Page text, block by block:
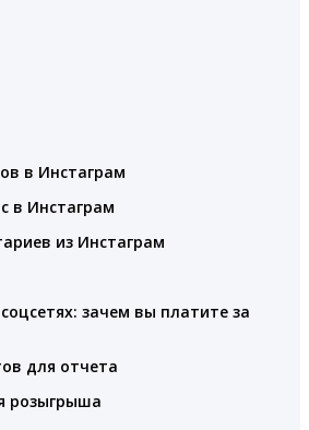
в Инстаграм
в Инстаграм
из Инстаграм
зачем вы платите за
для отчета
розыгрыша